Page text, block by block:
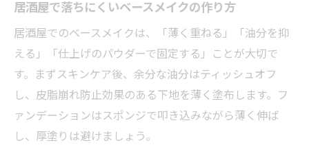
最新トレンドを押さえた居酒屋映えメイク
術
居酒屋で注目の2025年新作コスメ活用法
韓国トレンドコスメで居酒屋メイクを格上
げ
居酒屋スタッフ必見のトレンドコスメ紹介
居酒屋で落ちにくいベースメイクの作り方
居酒屋でのベースメイクは、「薄く重ねる」「油分を抑
える」「仕上げのパウダーで固定する」ことが大切で
す。まずスキンケア後、余分な油分はティッシュオフ
し、皮脂崩れ防止効果のある下地を薄く塗布します。フ
ァンデーションはスポンジで叩き込みながら薄く伸ば
し、厚塗りは避けましょう。